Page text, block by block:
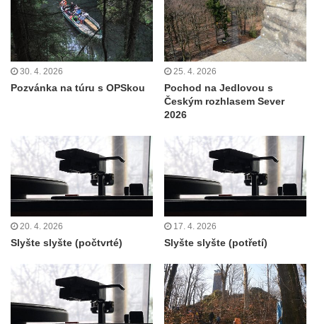
30. 4. 2026
Pozvánka na túru s OPSkou
25. 4. 2026
Pochod na Jedlovou s
Českým rozhlasem Sever
2026
20. 4. 2026
Slyšte slyšte (počtvrté)
17. 4. 2026
Slyšte slyšte (potřetí)